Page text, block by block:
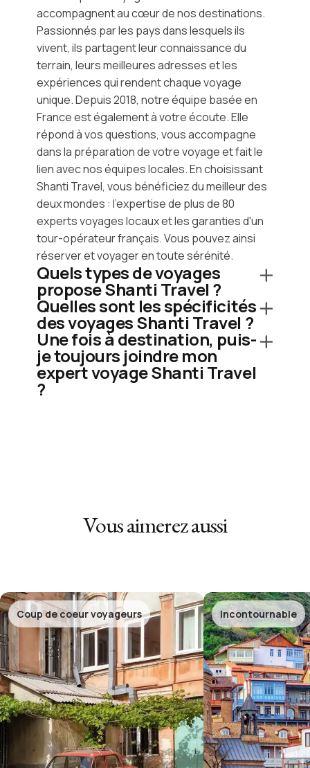
accompagnent au cœur de nos destinations.
Passionnés par les pays dans lesquels ils
vivent, ils partagent leur connaissance du
terrain, leurs meilleures adresses et les
expériences qui rendent chaque voyage
unique. Depuis 2018, notre équipe basée en
France est également à votre écoute. Elle
répond à vos questions, vous accompagne
dans la préparation de votre voyage et fait le
lien avec nos équipes locales. En choisissant
Shanti Travel, vous bénéficiez du meilleur des
deux mondes : l'expertise de plus de 80
experts voyages locaux et les garanties d'un
tour-opérateur français. Vous pouvez ainsi
réserver et voyager en toute sérénité.
Quels types de voyages
propose Shanti Travel ?
Quelles sont les spécificités
des voyages Shanti Travel ?
Une fois à destination, puis-
je toujours joindre mon
expert voyage Shanti Travel
?
Vous aimerez aussi
Coup de coeur voyageurs Incontournable